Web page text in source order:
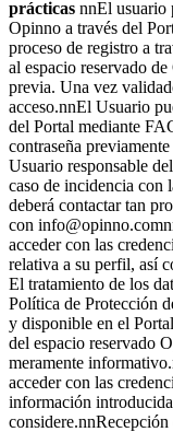
prácticas nnEl usuario
Opinno a través del
proceso de registro a
al espacio reservado
previa. Una vez
acceso.nnEl Usuario
del Portal mediante
contraseña
Usuario responsable
caso de incidencia con
deberá contactar tan
con
acceder con las
relativa a su perfil, así
El tratamiento de los
Política de Protección
y disponible en el
del espacio reservado
meramente
acceder con las
información